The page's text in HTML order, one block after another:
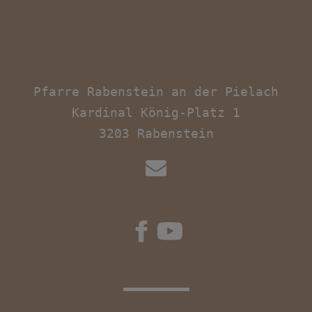
Pfarre Rabenstein an der Pielach
Kardinal König-Platz 1